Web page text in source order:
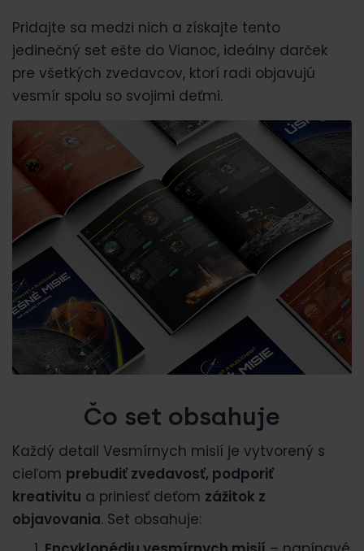
Pridajte sa medzi nich a získajte tento
jedinečný set ešte do Vianoc, ideálny darček
pre všetkých zvedavcov, ktorí radi objavujú
vesmír spolu so svojimi deťmi.
Čo set obsahuje
Každý detail Vesmírnych misií je vytvorený s
cieľom prebudiť zvedavosť, podporiť
kreativitu a priniesť deťom zážitok z
objavovania. Set obsahuje: